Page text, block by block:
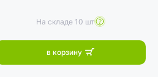
На складе 10 шт
в корзину